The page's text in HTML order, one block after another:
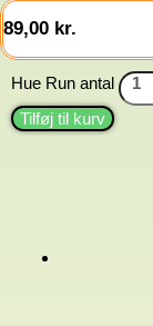
89,00 kr.
Hue Run antal
Tilføj til kurv